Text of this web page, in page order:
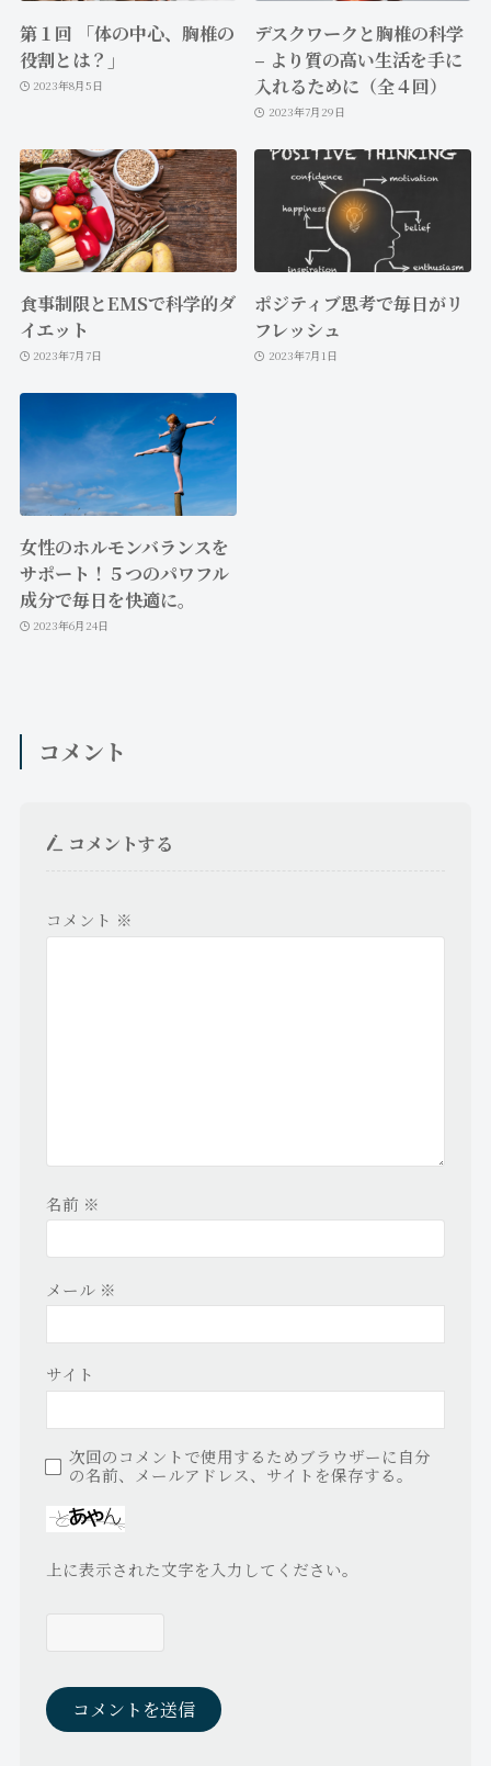
第１回 「体の中心、胸椎の
役割とは？」
2023年8月5日
デスクワークと胸椎の科学
– より質の高い生活を手に
入れるために（全４回）
2023年7月29日
食事制限とEMSで科学的ダ
イエット
2023年7月7日
ポジティブ思考で毎日がリ
フレッシュ
2023年7月1日
女性のホルモンバランスを
サポート！５つのパワフル
成分で毎日を快適に。
2023年6月24日
コメント
コメントする
コメント ※
名前 ※
メール ※
サイト
次回のコメントで使用するためブラウザーに自分
の名前、メールアドレス、サイトを保存する。
上に表示された文字を入力してください。